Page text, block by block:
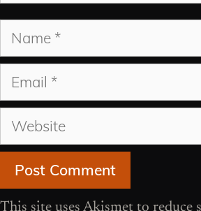
Name
Email
Website
This site uses Akismet to reduce